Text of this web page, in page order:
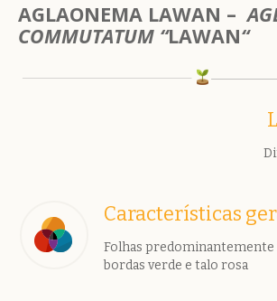
AGLAONEMA LAWAN –
COMMUTATUM “LAWAN“
Características
Folhas predominantemente
bordas verde e talo rosa